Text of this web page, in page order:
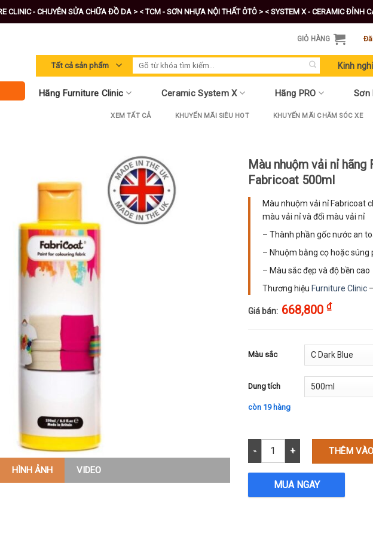
CLINIC - CHUYÊN SỬA CHỮA ĐỒ DA > < TCM - SƠN NHỰA NỘI THẤT ÔTÔ > < SYSTEM X - CERAMIC ĐỈNH
GIỎ HÀNG
Tìm
kiếm:
Kinh
Hãng Furniture Clinic Ceramic System X Hãng PRO Sơn
XEM TẤT CẢ KHUYẾN MÃI SIÊU HOT KHUYẾN MÃI CHĂM SÓC XE
HÌNH ẢNH VIDEO
Màu nhuộm vải nỉ
Fabricoat 500ml
Màu nhuộm vải nỉ Fabricoat
màu vải nỉ và đổi màu vải nỉ
– Thành phần gốc nước an
– Nhuộm bằng cọ hoặc súng
– Màu sắc đẹp và độ bền cao
Thương hiệu Furniture Clinic
Giá bán: 668,800 ₫
Màu sắc
Dung tích
còn 19 hàng
Màu nhuộm vải nỉ hãng
THÊM
MUA NGAY